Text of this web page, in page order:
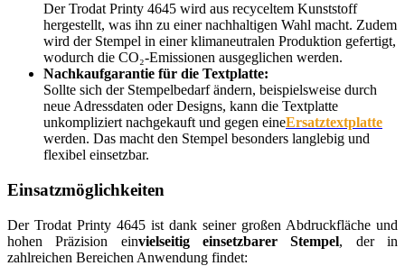
Der Trodat Printy 4645 wird aus recyceltem Kunststoff
hergestellt, was ihn zu einer nachhaltigen Wahl macht. Zudem
wird der Stempel in einer klimaneutralen Produktion gefertigt,
wodurch die CO₂-Emissionen ausgeglichen werden.
Nachkaufgarantie für die Textplatte:
Sollte sich der Stempelbedarf ändern, beispielsweise durch
neue Adressdaten oder Designs, kann die Textplatte
unkompliziert nachgekauft und gegen eineErsatztextplatte
werden. Das macht den Stempel besonders langlebig und
flexibel einsetzbar.
Einsatzmöglichkeiten
Der Trodat Printy 4645 ist dank seiner großen Abdruckfläche und
hohen Präzision einvielseitig einsetzbarer Stempel, der in
zahlreichen Bereichen Anwendung findet: